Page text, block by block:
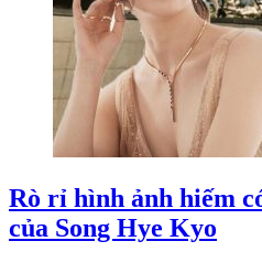
Rò rỉ hình ảnh hiếm
của Song Hye Kyo